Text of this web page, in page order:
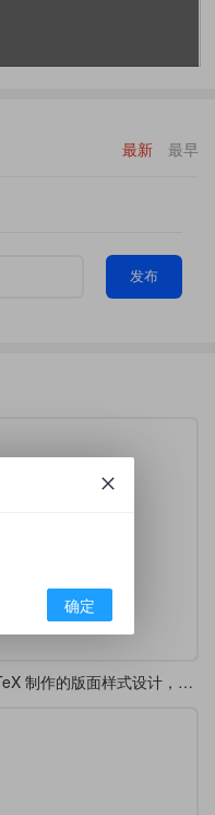
最新 最早
发布
LaTeX 制作的版面样式设计，漂亮的 tcolorbox 盒子
确定